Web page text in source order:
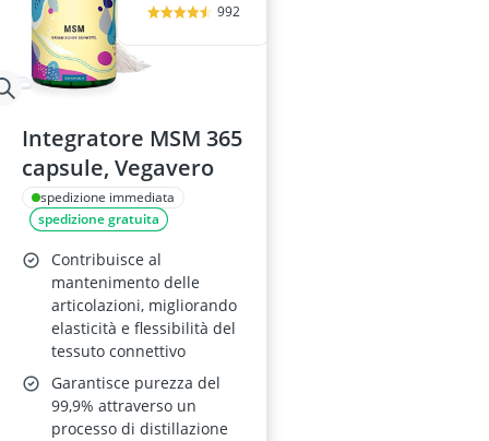
992
Integratore MSM 365
capsule, Vegavero
spedizione immediata
spedizione gratuita
Contribuisce al
mantenimento delle
articolazioni, migliorando
elasticità e flessibilità del
tessuto connettivo
Garantisce purezza del
99,9% attraverso un
processo di distillazione